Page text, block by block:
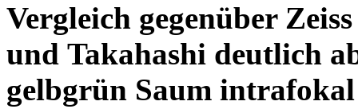
Vergleich gegenüber Zeiss
und Takahashi deutlich
gelbgrün Saum